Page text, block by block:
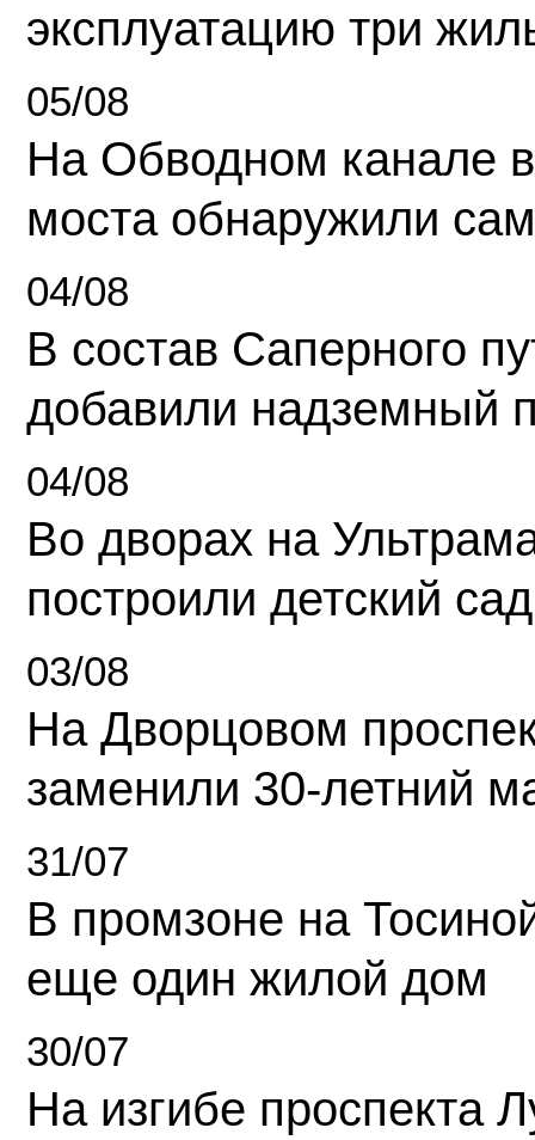
эксплуатацию три
05/08
На Обводном канале
моста обнаружили
04/08
В состав Саперного
добавили надземный
04/08
Во дворах на
построили детский сад
03/08
На Дворцовом
заменили 30-летний
31/07
В промзоне на
еще один жилой дом
30/07
На изгибе проспекта